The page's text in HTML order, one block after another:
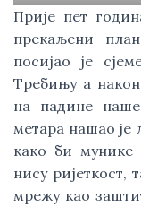
Прије пет
прекаљени
посијао је
Требињу а
на падине
метара нашао
како би мунике
нису ријеткост,
мрежу као